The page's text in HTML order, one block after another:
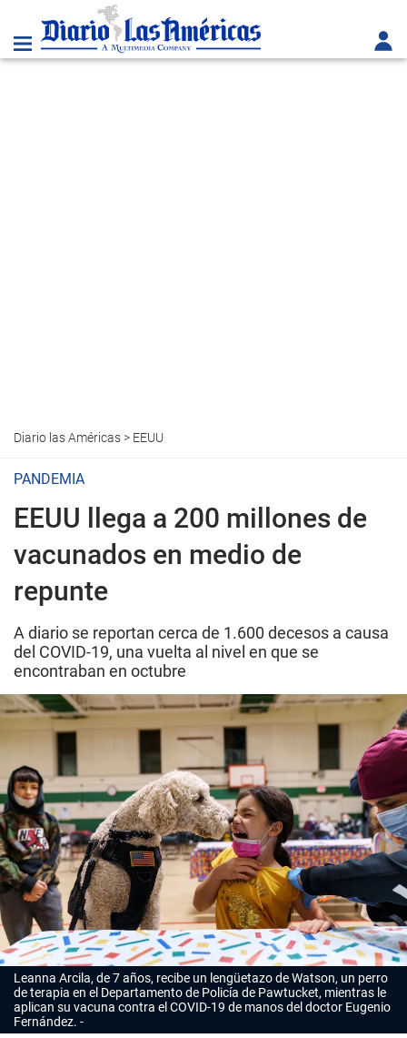
Diario las Américas> EEUU
PANDEMIA
EEUU llega a 200 millones de
vacunados en medio de
repunte
A diario se reportan cerca de 1.600 decesos a causa
del COVID-19, una vuelta al nivel en que se
encontraban en octubre
Leanna Arcila, de 7 años, recibe un lengüetazo de Watson, un perro
de terapia en el Departamento de Policía de Pawtucket, mientras le
aplican su vacuna contra el COVID-19 de manos del doctor Eugenio
Fernández.